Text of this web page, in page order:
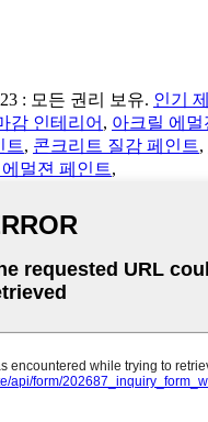
: 모든 권리 보유. 인기
감 인테리어 , 아크릴 에멀
트, 콘크리트 질감 페인트,
멀젼 페인트,